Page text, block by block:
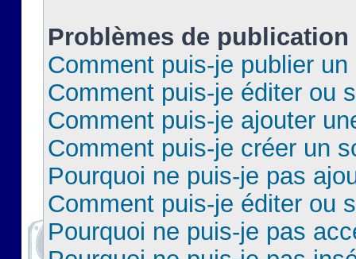
Problèmes de publication
Comment puis-je publier
Comment puis-je éditer ou
Comment puis-je ajouter
Comment puis-je créer un
Pourquoi ne puis-je pas
Comment puis-je éditer ou
Pourquoi ne puis-je pas